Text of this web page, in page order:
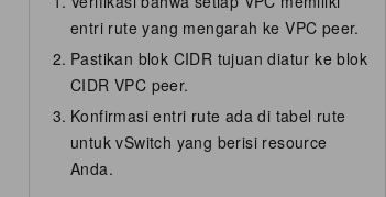
entri rute yang mengarah ke VPC peer.
Pastikan blok CIDR tujuan diatur ke blok
CIDR VPC peer.
Konfirmasi entri rute ada di tabel rute
untuk vSwitch yang berisi resource
Anda.